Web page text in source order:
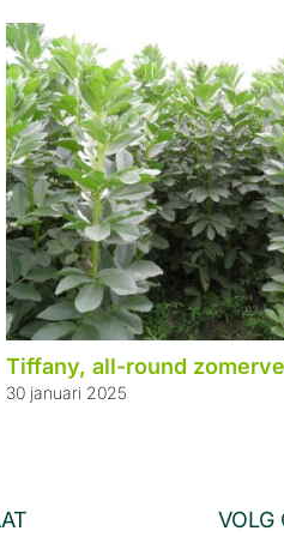
Tiffany, all-round
30 januari 2025
VOLG